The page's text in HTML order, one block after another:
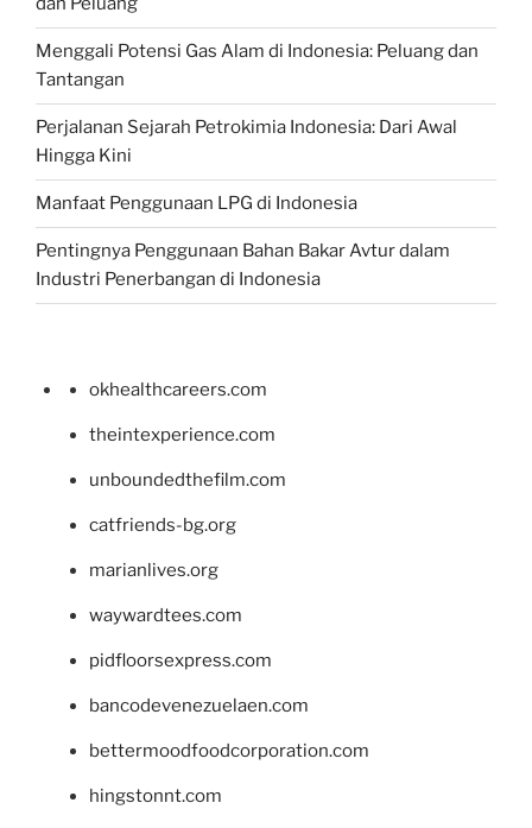
Menggali Potensi Gas Alam di Indonesia: Peluang dan
Tantangan
Perjalanan Sejarah Petrokimia Indonesia: Dari Awal
Hingga Kini
Manfaat Penggunaan LPG di Indonesia
Pentingnya Penggunaan Bahan Bakar Avtur dalam
Industri Penerbangan di Indonesia
okhealthcareers.com
theintexperience.com
unboundedthefilm.com
catfriends-bg.org
marianlives.org
waywardtees.com
pidfloorsexpress.com
bancodevenezuelaen.com
bettermoodfoodcorporation.com
hingstonnt.com